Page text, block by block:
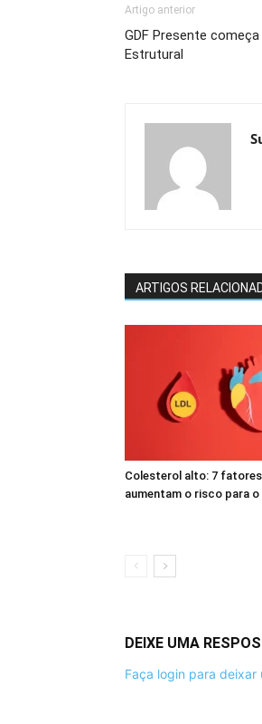
Artigo anterior
GDF Presente
Estrutural
ARTIGOS
Colesterol alto: 7
aumentam o risco para
DEIXE UMA
Faça login para deixar